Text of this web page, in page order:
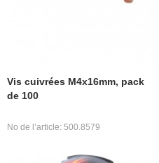
Vis cuivrées M4x16mm, pack
de 100
No de l’article: 500.8579